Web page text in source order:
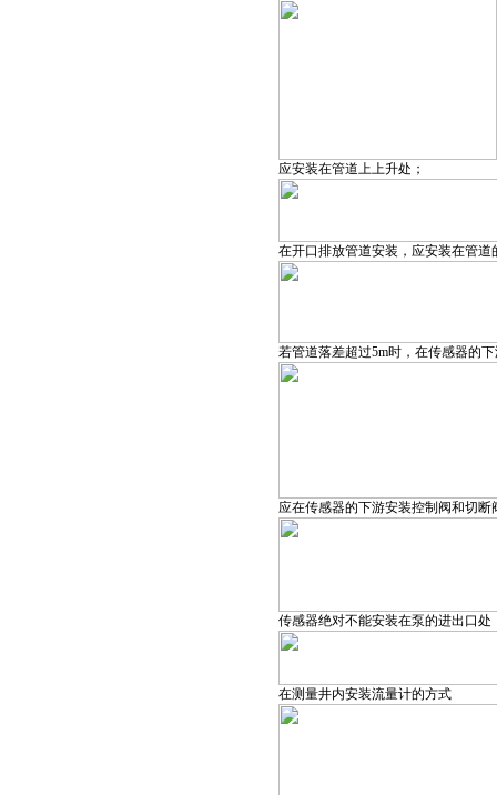
应安装在管道上上升处；
在开口排放管道安装，应安装在管道
若管道落差超过5m时，在传感器的
应在传感器的下游安装控制阀和切
传感器绝对不能安装在泵的进出口
在测量井内安装流量计的方式